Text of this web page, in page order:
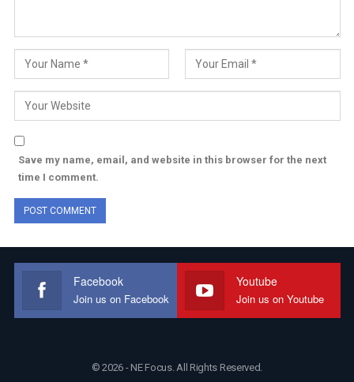
Save my name, email, and website in this browser for the next
time I comment.
Facebook
Join us on Facebook
Youtube
Join us on Youtube
© 2026 - NE Focus. All Rights Reserved.